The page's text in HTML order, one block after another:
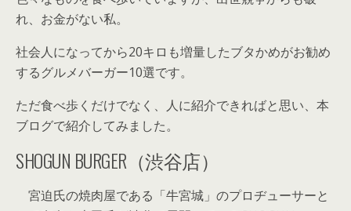
れ、お金がない私。
社会人になってから20キロも増量したブタかめがお勧め
するグルメバーガー10選です。
ただ食べ歩くだけでなく、人に紹介できればと思い、本
ブログで紹介してみました。
SHOGUN BURGER（渋谷店）
宮迫氏の焼肉屋である「牛宮城」のプロヂューサーと